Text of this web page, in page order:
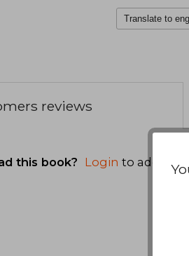
Translate to
reviews
this book? Login to add your